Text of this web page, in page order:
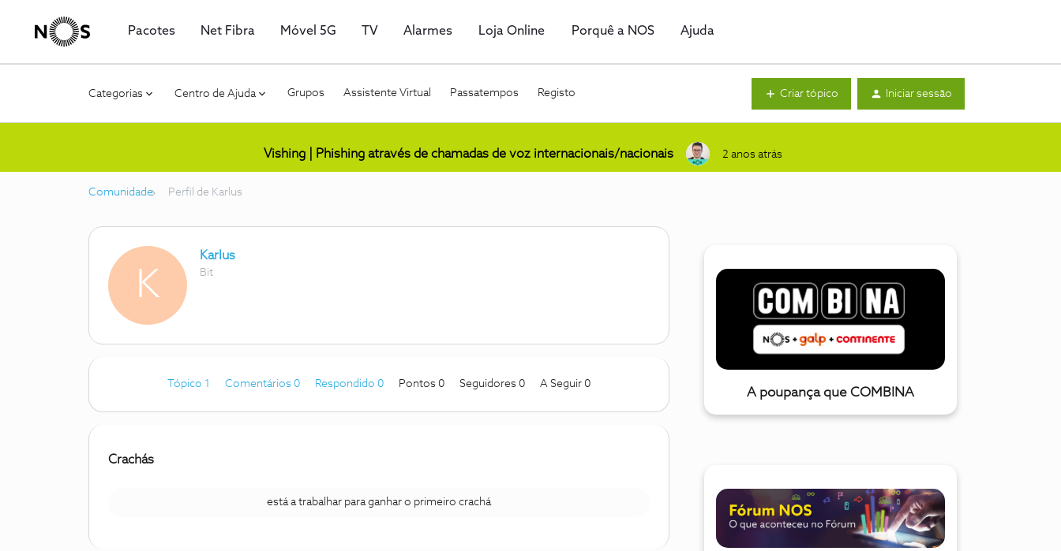
Pacotes Net Fibra Móvel 5G TV Alarmes Loja Online Porquê a NOS Ajuda
Categorias Centro de Ajuda Grupos Assistente Virtual Passatempos Registo Criar tópico Iniciar sessão
Vishing | Phishing através de chamadas de voz internacionais/nacionais 2 anos atrás
Comunidade Perfil de Karlus
K
Karlus
Bit
Tópico 1 Comentários 0 Respondido 0 Pontos 0 Seguidores 0 A Seguir 0
Crachás
está a trabalhar para ganhar o primeiro crachá
A poupança que COMBINA